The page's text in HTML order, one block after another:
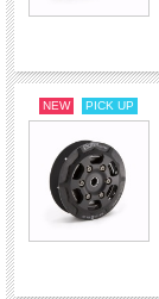
NEW PICK UP